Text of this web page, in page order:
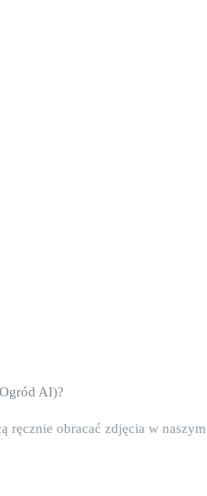
AI)?
obracać zdjęcia w